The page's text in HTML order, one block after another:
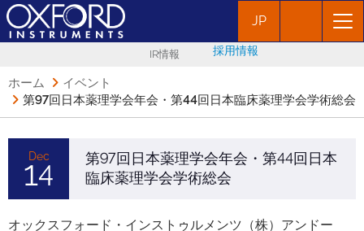
JP
IR情報 採用情報
ホーム
イベント
第97回日本薬理学会年会・第44回日本臨床薬理学会学術総会
Dec
14
第97回日本薬理学会年会・第44回日本
臨床薬理学会学術総会
オックスフォード・インストゥルメンツ（株）アンドー